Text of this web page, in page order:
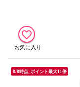
8/8時点_ポイント最大11倍